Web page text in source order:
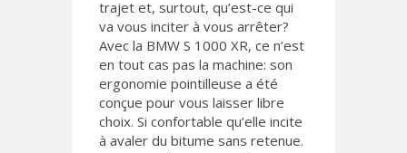
trajet et, surtout, qu’est-ce qui
va vous inciter à vous arrêter?
Avec la BMW S 1000 XR, ce n’est
en tout cas pas la machine: son
ergonomie pointilleuse a été
conçue pour vous laisser libre
choix. Si confortable qu’elle incite
à avaler du bitume sans retenue.